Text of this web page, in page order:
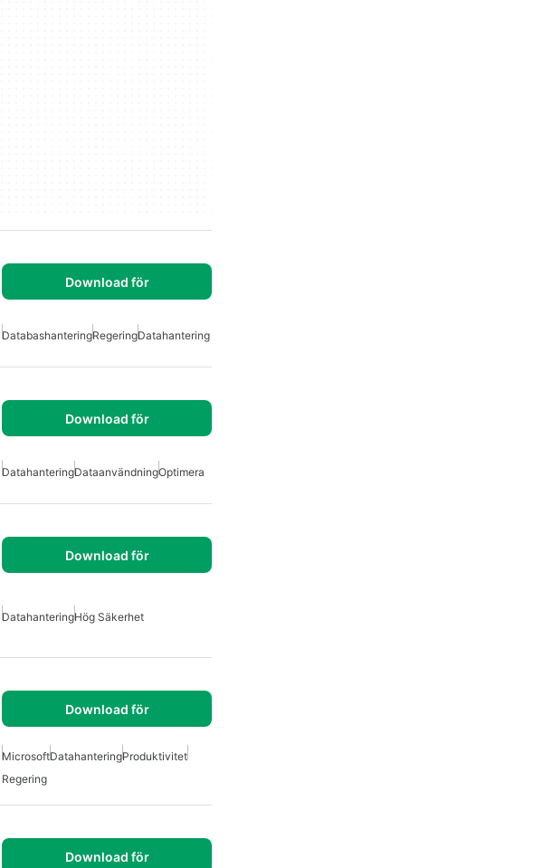
Download för
DatabashanteringRegeringDatahantering
Download för
DatahanteringDataanvändningOptimera
Download för
DatahanteringHög Säkerhet
Download för
MicrosoftDatahanteringProduktivitet
Regering
Download för